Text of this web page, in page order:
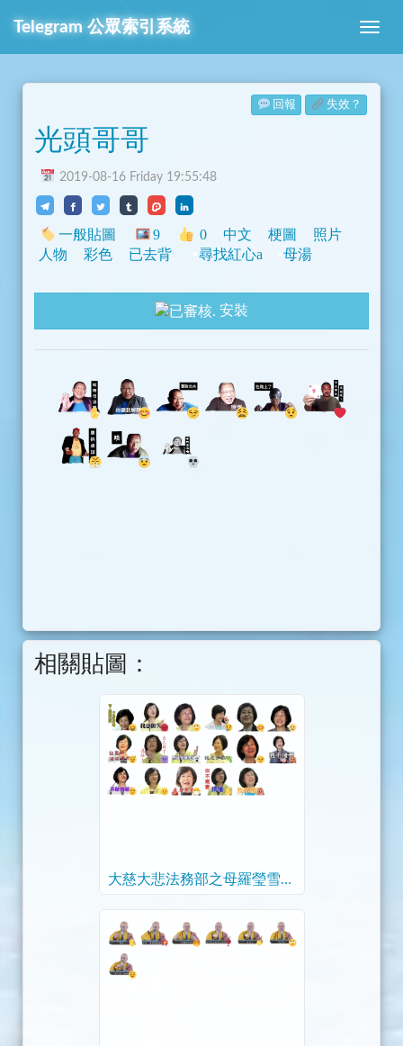
Telegram 公眾索引系統
回報 失效？
光頭哥哥
2019-08-16 Friday 19:55:48
一般貼圖 9 0 中文 梗圖
照片
人物
彩色 已去背 尋找紅心a 母湯
安裝
相關貼圖：
大慈大悲法務部之母羅瑩雪水